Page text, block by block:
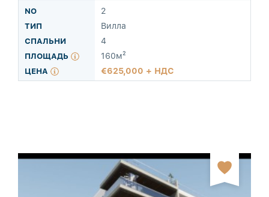
2
Вилла
4
160м²
625,000 + НДС